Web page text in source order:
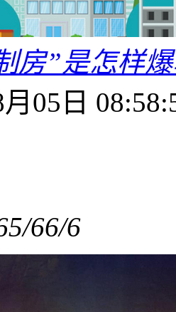
房”是怎样
05日
5/66/6